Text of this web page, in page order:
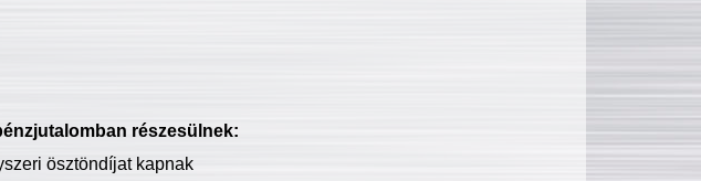
részesülnek:
ösztöndíjat kapnak